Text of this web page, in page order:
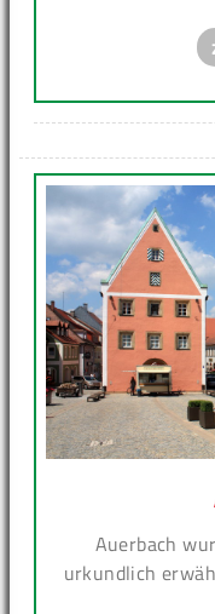
Auerbach
urkundlich